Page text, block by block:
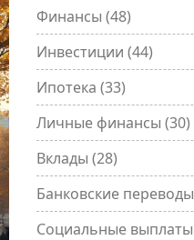
Финансы (48)
Инвестиции (44)
Ипотека (33)
Личные финансы (30)
Вклады (28)
Банковские переводы
Социальные выплаты